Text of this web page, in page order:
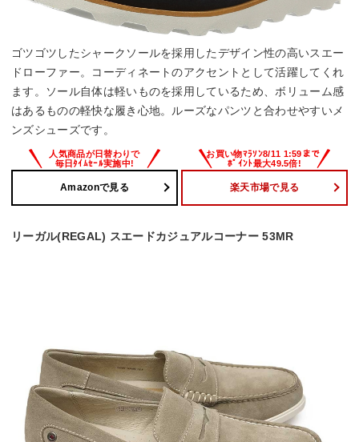
ゴツゴツしたシャークソールを採用したデザイン性の高いスエー
ドローファー。コーディネートのアクセントとして活躍してくれ
ます。ソール自体は軽いものを採用しているため、ボリューム感
はあるものの軽快な履き心地。ルーズなパンツと合わせやすいメ
ンズシューズです。
Amazonで見る 楽天市場で見る
リーガル(REGAL) スエードカジュアルコーナー 53MR